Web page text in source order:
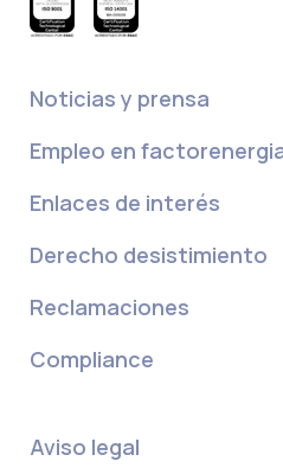
Noticias y prensa
Empleo en
Enlaces de interés
Derecho desistimiento
Reclamaciones
Compliance
Aviso legal